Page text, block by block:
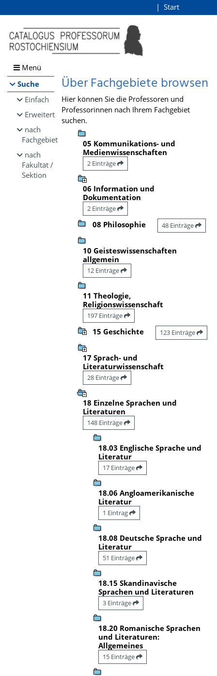
Browsen
direkt zum Inhalt
Start
Menü
Suche
Einfach
Erweitert
nach
Fachgebiet
nach
Fakultät /
Sektion
Über Fachgebiete browsen
Hier können Sie die Professoren und
Professorinnen nach Ihrem Fachgebiet
suchen.
05 Kommunikations- und
Medienwissenschaften
2 Einträge
06 Information und
Dokumentation
2 Einträge
08 Philosophie 48 Einträge
10 Geisteswissenschaften
allgemein
12 Einträge
11 Theologie,
Religionswissenschaft
197 Einträge
15 Geschichte 123 Einträge
17 Sprach- und
Literaturwissenschaft
28 Einträge
18 Einzelne Sprachen und
Literaturen
148 Einträge
18.03 Englische Sprache und
Literatur
17 Einträge
18.06 Angloamerikanische
Literatur
1 Eintrag
18.08 Deutsche Sprache und
Literatur
51 Einträge
18.15 Skandinavische
Sprachen und Literaturen
3 Einträge
18.20 Romanische Sprachen
und Literaturen:
Allgemeines
15 Einträge